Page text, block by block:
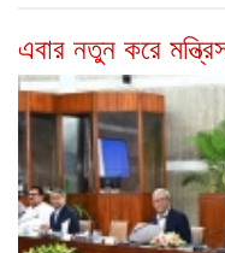
এবার নতুন করে